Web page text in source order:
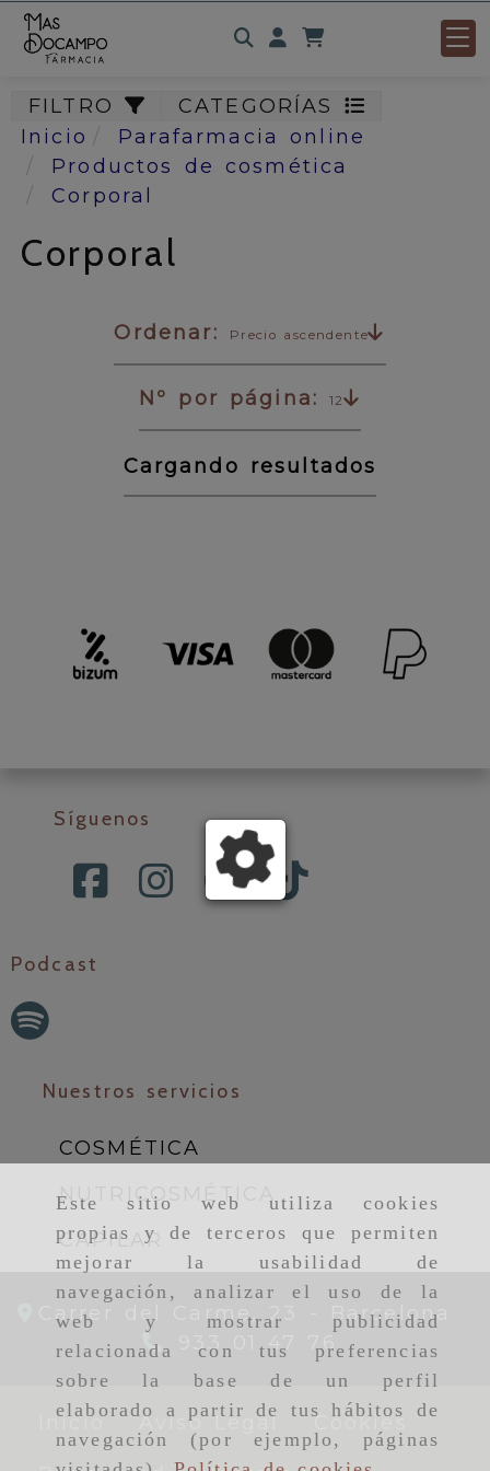
Este sitio web utiliza cookies
propias y de terceros que permiten
mejorar la usabilidad de
navegación, analizar el uso de la
web y mostrar publicidad
relacionada con tus preferencias
sobre la base de un perfil
elaborado a partir de tus hábitos de
navegación (por ejemplo, páginas
Identifícate
FILTRO
CATEGORÍAS
Inicio
Parafarmacia online
Productos de cosmética
Corporal
Corporal
Ordenar: Precio ascendente
Nº por página: 12
Cargando resultados
Síguenos
Podcast
Nuestros servicios
COSMÉTICA
NUTRICOSMÉTICA
CAPILAR
Carrer del Carme, 23 - Barcelona
933 01 47 76
Inicio Aviso Legal Cookies